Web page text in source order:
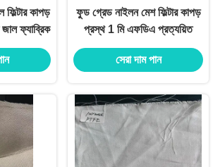
ফিল্টার কাপড়
ফ্যাব্রিক
ফুড গ্রেড নাইলন মেশ ফিল্টার কাপড়
প্রস্থ 1 মি এফডিএ প্রত্যয়িত
সেরা দাম পান